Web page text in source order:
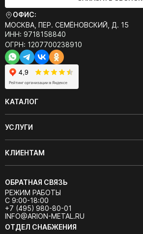
ОФИС:
МОСКВА, ПЕР. СЕМЁНОВСКИЙ, Д. 15
ИНН: 9718158840
ОГРН: 1207700238910
КАТАЛОГ
УСЛУГИ
КЛИЕНТАМ
ОБРАТНАЯ СВЯЗЬ
РЕЖИМ РАБОТЫ
С 9:00-18:00
+7 (495) 980-80-01
INFO@ARION-METAL.RU
ОТДЕЛ СНАБЖЕНИЯ